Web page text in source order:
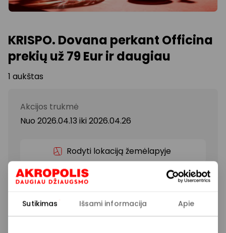
Sutikimas Išsami informacija Apie
KRISPO. Dovana perkant Officina
prekių už 79 Eur ir daugiau
1 aukštas
Akcijos trukmė
Nuo 2026.04.13 iki 2026.04.26
Rodyti lokaciją žemėlapyje
DOVANA „Caldo gourmand” EDP 10ml.